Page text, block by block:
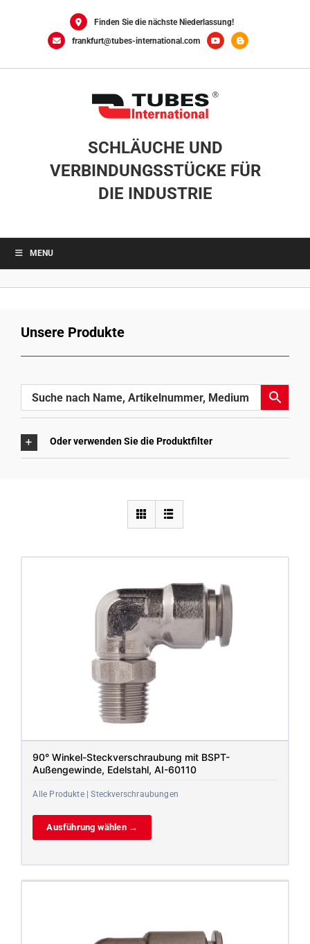
Finden Sie die nächste Niederlassung!
frankfurt@tubes-international.com
SCHLÄUCHE UND
VERBINDUNGSSTÜCKE FÜR
DIE INDUSTRIE
MENU
Unsere Produkte
Oder verwenden Sie die Produktfilter
90° Winkel-Steckverschraubung mit BSPT-
Außengewinde, Edelstahl, AI-60110
Alle Produkte | Steckverschraubungen
Ausführung wählen →